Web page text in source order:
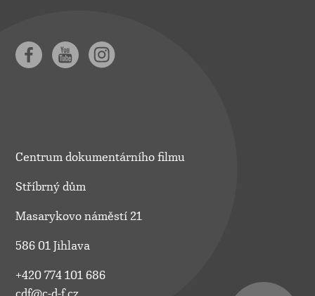
Centrum dokumentárního filmu
Stříbrný dům
Masarykovo náměstí 21
586 01 Jihlava
+420 774 101 686